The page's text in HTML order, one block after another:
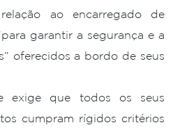
ao encarregado de
garantir a segurança e a
oferecidos a bordo de seus
exige que todos os seus
cumpram rígidos critérios